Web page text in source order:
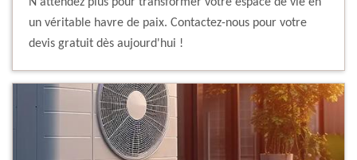
un véritable havre de paix. Contactez-nous pour votre
devis gratuit dès aujourd'hui !